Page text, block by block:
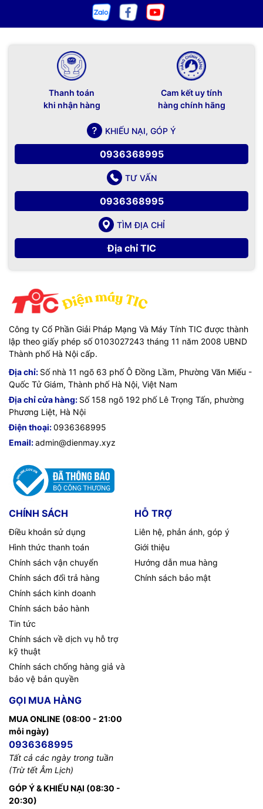
Thanh toán
khi nhận hàng
Cam kết uy tính
hàng chính hãng
KHIẾU NẠI, GÓP Ý
0936368995
TƯ VẤN
0936368995
TÌM ĐỊA CHỈ
Địa chỉ TIC
Công ty Cổ Phần Giải Pháp Mạng Và Máy Tính TIC được thành
lập theo giấy phép số 0103027243 tháng 11 năm 2008 UBND
Thành phố Hà Nội cấp.
Địa chỉ: Số nhà 11 ngõ 63 phố Ô Đồng Lầm, Phường Văn Miếu -
Quốc Tử Giám, Thành phố Hà Nội, Việt Nam
Địa chỉ cửa hàng: Số 158 ngõ 192 phố Lê Trọng Tấn, phường
Phương Liệt, Hà Nội
Điện thoại:0936368995
Email:admin@dienmay.xyz
CHÍNH SÁCH
Điều khoản sử dụng
Hình thức thanh toán
Chính sách vận chuyển
Chính sách đổi trả hàng
Chính sách kinh doanh
Chính sách bảo hành
Tin tức
Chính sách về dịch vụ hỗ trợ
kỹ thuật
Chính sách chống hàng giả và
bảo vệ bản quyền
HỖ TRỢ
Liên hệ, phản ánh, góp ý
Giới thiệu
Hướng dẫn mua hàng
Chính sách bảo mật
GỌI MUA HÀNG
MUA ONLINE (08:00 - 21:00
mỗi ngày)
0936368995
Tất cả các ngày trong tuần
(Trừ tết Âm Lịch)
GÓP Ý & KHIẾU NẠI (08:30 -
20:30)